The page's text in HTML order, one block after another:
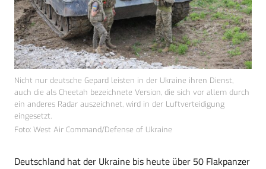
Nicht nur deutsche Gepard leisten in der Ukraine ihren Dienst,
auch die als Cheetah bezeichnete Version, die sich vor allem durch
ein anderes Radar auszeichnet, wird in der Luftverteidigung
eingesetzt.
Foto: West Air Command/Defense of Ukraine
Deutschland hat der Ukraine bis heute über 50 Flakpanzer